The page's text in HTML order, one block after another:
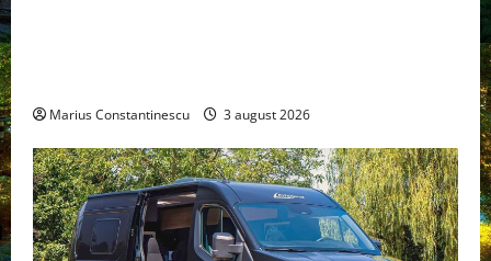
Marius Constantinescu 3 august 2026